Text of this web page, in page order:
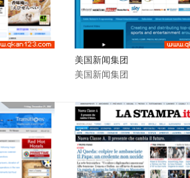
美国新闻集团
美国新闻集团